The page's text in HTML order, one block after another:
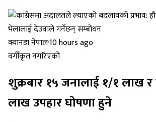
क्यानडा नेपाल·10 hours ago
वर्गीकृत नगरिएको
शुक्रबार १५ जनालाई १/१ लाख
लाख उपहार घोषणा हुने